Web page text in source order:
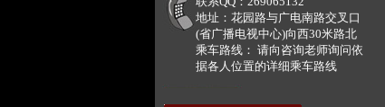
地址： 花园路与广电南路交叉口
(省广播电视中心)向西30米路北
乘车路线： 请向咨询老师询问依
据各人位置的详细乘车路线